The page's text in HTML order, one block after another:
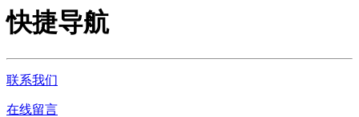
快捷导航
联系我们
在线留言